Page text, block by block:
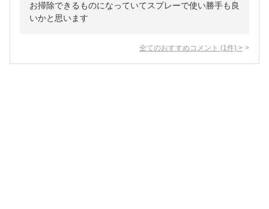
お掃除できるものになっていてスプレーで使い勝手も良
いかと思います
全てのおすすめコメント (1 件) >